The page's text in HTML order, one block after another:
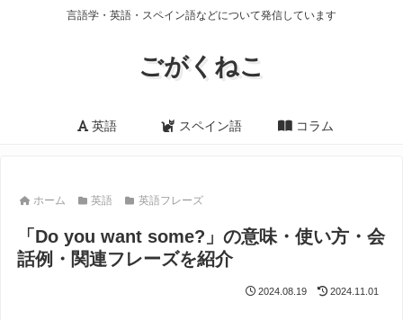
言語学・英語・スペイン語などについて発信しています
ごがくねこ
英語 スペイン語 コラム
ホーム 英語 英語フレーズ
「Do you want some?」の意味・使い方・会
話例・関連フレーズを紹介
2024.08.19 2024.11.01